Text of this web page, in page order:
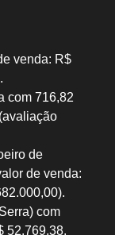
venda: R$
com 716,82
de
de venda:
com
52.769,38.